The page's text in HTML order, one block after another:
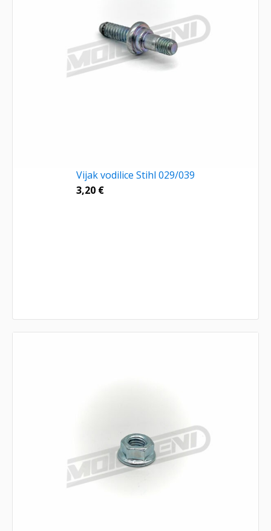
Vijak vodilice Stihl 029/039
3,20 €